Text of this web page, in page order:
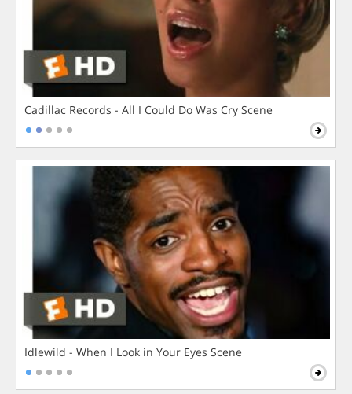
Cadillac Records - All I Could Do Was Cry Scene
Idlewild - When I Look in Your Eyes Scene